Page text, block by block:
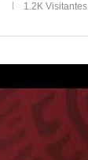
1.2K Visitantes